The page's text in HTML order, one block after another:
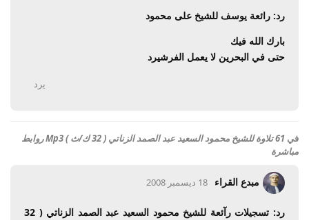
رد: رائعة يوسف للشيخ على محمود
بارك الله فيك
حتى في البحرين لا يعمل الفرشيرد
يرد
في
61 تلاوة للشيخ محمود السعيد عبد الصمد الزناتي ( 32 ك/ث ) Mp3 روابط
مباشرة
مبدع القراء 18 ديسمبر 2008
رد: تسجيلات رآئعة للشيخ محمود السعيد عبد الصمد الزناتي ( 32